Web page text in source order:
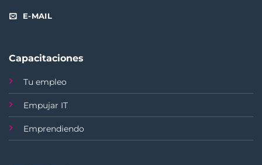
E-MAIL
Capacitaciones
Tu empleo
Empujar IT
Emprendiendo